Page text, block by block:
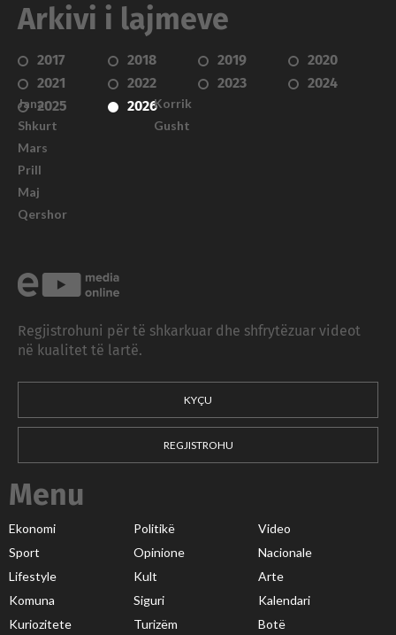
Arkivi i lajmeve
2017 2018 2019
2020
2021
2022 2023
2024
2025
2026
Janar
Shkurt
Mars
Prill
Maj
Qershor
Korrik
Gusht
Regjistrohuni për të shkarkuar dhe shfrytëzuar videot
në kualitet të lartë.
KYÇU
REGJISTROHU
Menu
Ekonomi Politikë
Video
Sport
Opinione
Nacionale
Lifestyle
Kult
Arte
Komuna
Siguri
Kalendari
Kuriozitete
Turizëm Botë